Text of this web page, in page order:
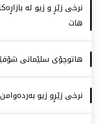
نرخی زێڕ و زیو لە
هات
هاتوچۆی سلێمانی
نرخی زێڕو زیو